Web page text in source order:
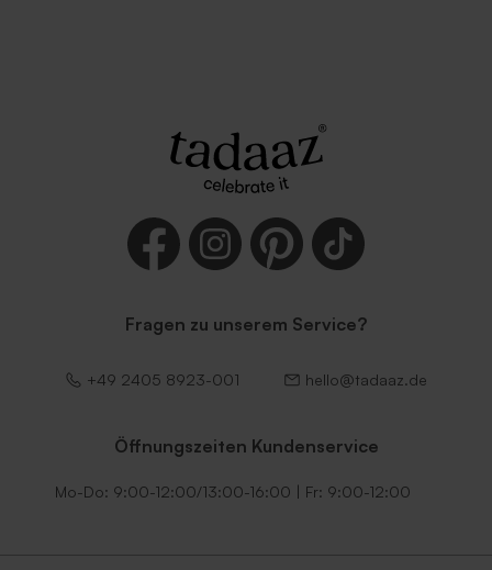
Fragen zu unserem Service?
+49 2405 8923-001 hello@tadaaz.de
Öffnungszeiten Kundenservice
Mo-Do: 9:00-12:00/13:00-16:00 | Fr: 9:00-12:00